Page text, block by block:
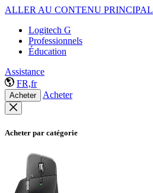
ALLER AU CONTENU PRINCIPAL
Logitech G
Professionnels
Éducation
Assistance
FR,fr
Acheter Acheter
Acheter par catégorie